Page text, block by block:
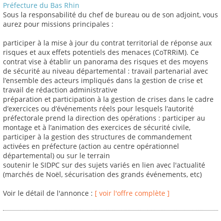
Préfecture du Bas Rhin
Sous la responsabilité du chef de bureau ou de son adjoint, vous
aurez pour missions principales :
participer à la mise à jour du contrat territorial de réponse aux
risques et aux effets potentiels des menaces (CoTRRiM). Ce
contrat vise à établir un panorama des risques et des moyens
de sécurité au niveau départemental : travail partenarial avec
l’ensemble des acteurs impliqués dans la gestion de crise et
travail de rédaction administrative
préparation et participation à la gestion de crises dans le cadre
d’exercices ou d’événements réels pour lesquels l’autorité
préfectorale prend la direction des opérations : participer au
montage et à l’animation des exercices de sécurité civile,
participer à la gestion des structures de commandement
activées en préfecture (action au centre opérationnel
départemental) ou sur le terrain
soutenir le SIDPC sur des sujets variés en lien avec l'actualité
(marchés de Noël, sécurisation des grands événements, etc)
Voir le détail de l'annonce : [ voir l'offre complète ]